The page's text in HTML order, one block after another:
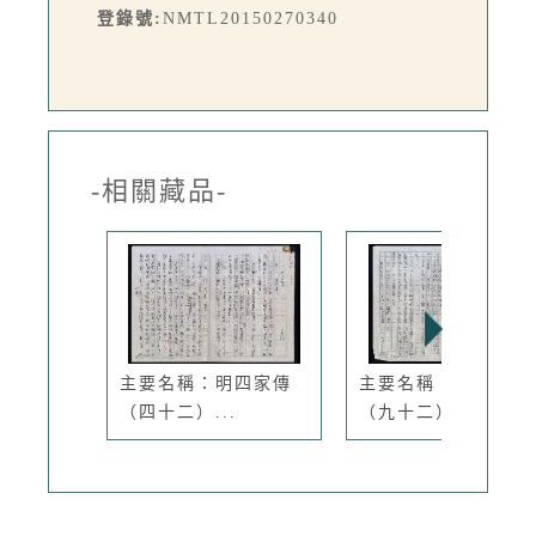
登錄號: NMTL20150270340
-相關藏品-
主要名稱：明四家傳
（四十二）...
主要名稱：明四家傳
（九十二）...